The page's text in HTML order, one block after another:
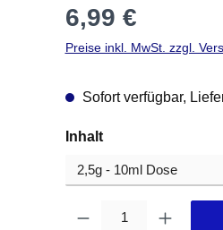
Regulärer Preis:
6,99 €
Preise inkl. MwSt. zzgl.
Sofort verfügbar,
Inhaltauswählen